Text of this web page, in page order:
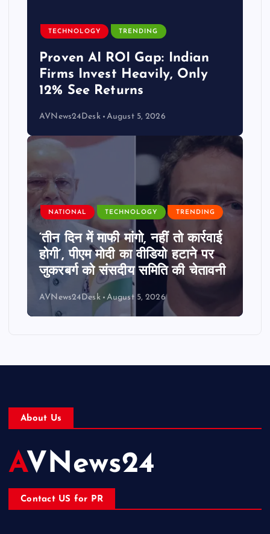
TECHNOLOGY TRENDING
Proven AI ROI Gap: Indian
Firms Invest Heavily, Only
12% See Returns
AVNews24Desk August 5, 2026
NATIONAL TECHNOLOGY TRENDING
‘तीन दिन में माफी मांगो, नहीं तो कार्रवाई
होगी’, पीएम मोदी का वीडियो हटाने पर
जुकरबर्ग को संसदीय समिति की चेतावनी
AVNews24Desk August 5, 2026
About Us
AVNews24
Contact US for PR